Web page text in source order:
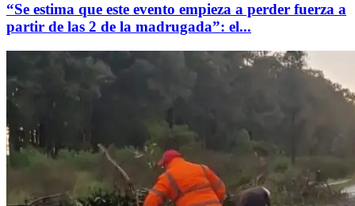
“Se estima que este evento empieza a perder fuerza a
partir de las 2 de la madrugada”: el...